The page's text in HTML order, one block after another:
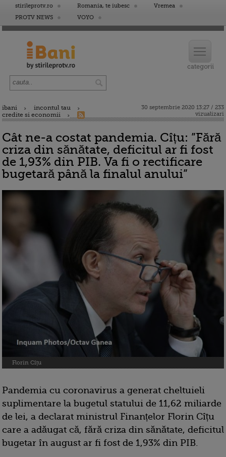
stirileprotv.ro Romania, te iubesc
Vremea
PROTV NEWS
VOYO
ibani
incontul tau
credite si economii
30 septembrie 2020 13:27 / 233
vizualizari
Cât ne-a costat pandemia. Cîțu: ”Fără
criza din sănătate, deficitul ar fi fost
de 1,93% din PIB. Va fi o rectificare
bugetară până la finalul anului”
Florin Cîțu
Pandemia cu coronavirus a generat cheltuieli
suplimentare la bugetul statului de 11,62 miliarde
de lei, a declarat ministrul Finanțelor Florin Cîțu
care a adăugat că, fără criza din sănătate, deficitul
bugetar în august ar fi fost de 1,93% din PIB.